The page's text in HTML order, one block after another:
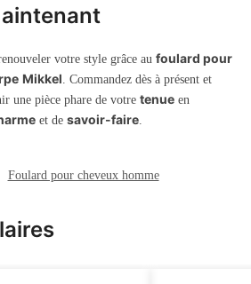
votre style grâce au foulard pour
Mikkel. Commandez dès à présent et
une pièce phare de votre tenue en
et de savoir-faire.
Foulard pour cheveux homme